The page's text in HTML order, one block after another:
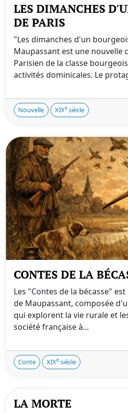
LES DIMANCHES
DE PARIS
"Les dimanches d'un
Maupassant est une nouvelle
Parisien de la classe
activités dominicales. Le
Nouvelle XIXe siècle
CONTES DE LA
Les "Contes de la bécasse"
de Maupassant, composée
qui explorent la vie rurale et
société française à...
Conte XIXe siècle
LA MORTE